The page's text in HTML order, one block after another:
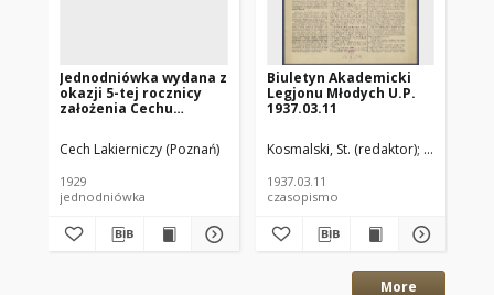
Jednodniówka wydana z
okazji 5-tej rocznicy
założenia Cechu
Poznaniu : 1924-1929.
Cech Lakierniczy (Poznań)
1929
jednodniówka
Biuletyn Akademicki
Legjonu Młodych U.P.
1937.03.11
Kosmalski, St. (redaktor) Oddział
1937.03.11
czasopismo
More